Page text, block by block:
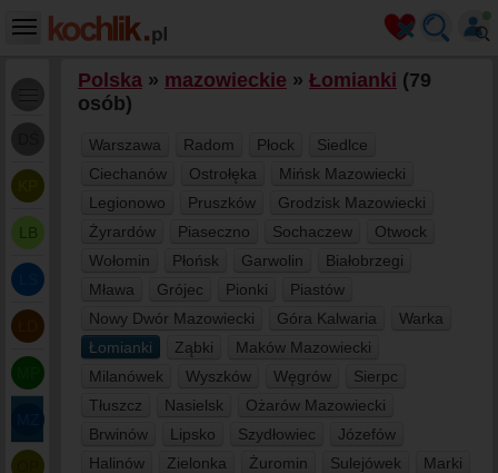
LB
Polska » mazowieckie » Łomianki (79
osób)
Warszawa Radom Płock
Siedlce
Ciechanów
Ostrołęka
Mińsk Mazowiecki
Legionowo
Pruszków
Grodzisk Mazowiecki
Żyrardów
Piaseczno Sochaczew
Otwock
Wołomin
Płońsk Garwolin
Białobrzegi
Mława
Grójec Pionki
Piastów
Nowy Dwór Mazowiecki
Góra Kalwaria
Warka
Łomianki
Ząbki
Maków Mazowiecki
Milanówek
Wyszków Węgrów
Sierpc
Tłuszcz
Nasielsk
Ożarów Mazowiecki
Brwinów
Lipsko Szydłowiec
Józefów
Halinów
Zielonka Żuromin Sulejówek
Marki